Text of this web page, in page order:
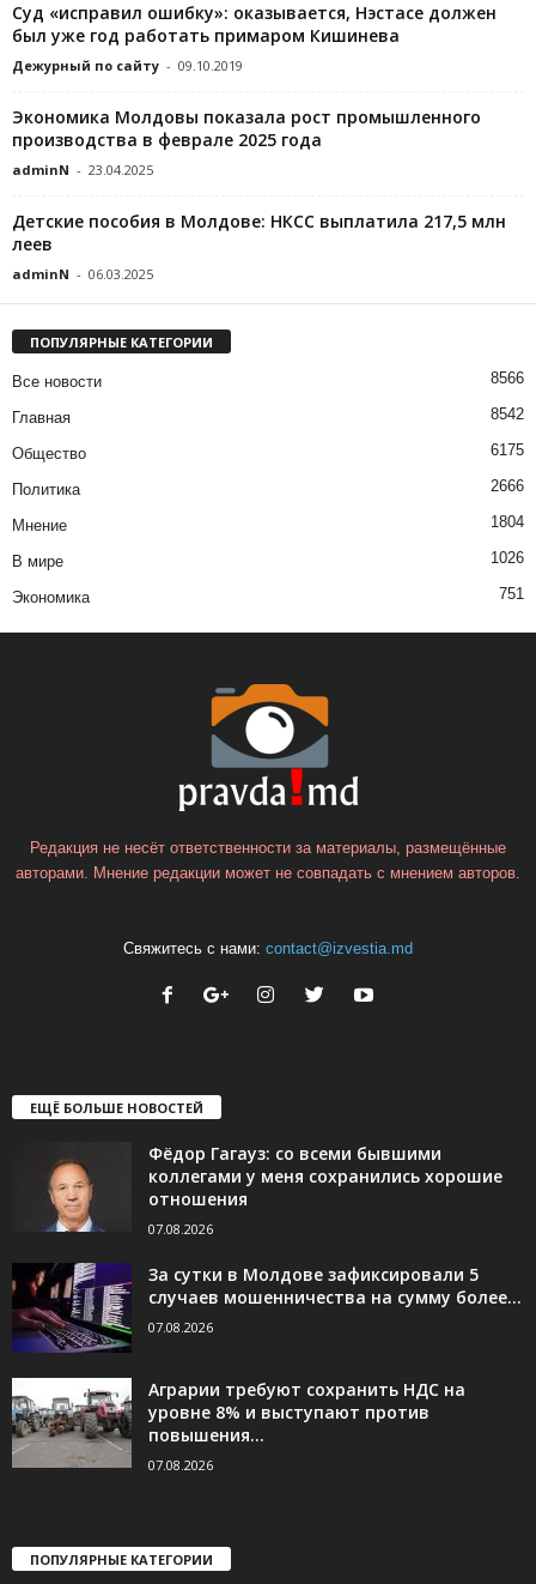
Суд «исправил ошибку»: оказывается, Нэстасе должен
был уже год работать примаром Кишинева
Дежурный по сайту - 09.10.2019
Экономика Молдовы показала рост промышленного
производства в феврале 2025 года
adminN - 23.04.2025
Детские пособия в Молдове: НКСС выплатила 217,5 млн
леев
adminN - 06.03.2025
ПОПУЛЯРНЫЕ КАТЕГОРИИ
Все новости 8566
Главная 8542
Общество 6175
Политика 2666
Мнение 1804
В мире 1026
Экономика 751
Редакция не несёт ответственности за материалы, размещённые
авторами. Мнение редакции может не совпадать с мнением авторов.
Свяжитесь с нами: contact@izvestia.md
ЕЩЁ БОЛЬШЕ НОВОСТЕЙ
Фёдор Гагауз: со всеми бывшими
коллегами у меня сохранились хорошие
отношения
07.08.2026
За сутки в Молдове зафиксировали 5
случаев мошенничества на сумму более...
07.08.2026
Аграрии требуют сохранить НДС на
уровне 8% и выступают против
повышения...
07.08.2026
ПОПУЛЯРНЫЕ КАТЕГОРИИ